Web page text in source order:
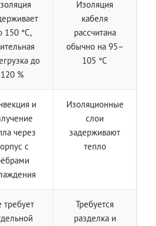
150 °C,
до
120 %
Изоляция
кабеля
рассчитана
обычно на 95–
105 °C
и
через
с
Изоляционные
слои
задерживают
тепло
требует
Требуется
разделка и